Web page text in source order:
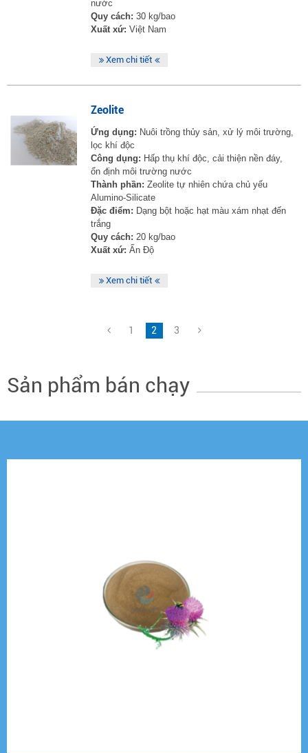
nước
Quy cách: 30 kg/bao
Xuất xứ: Việt Nam
Xem chi tiết
Zeolite
Ứng dụng: Nuôi trồng thủy sản, xử lý môi trường,
lọc khí độc
Công dụng: Hấp thụ khí độc, cải thiện nền đáy,
ổn định môi trường nước
Thành phần: Zeolite tự nhiên chứa chủ yếu
Alumino-Silicate
Đặc điểm: Dạng bột hoặc hạt màu xám nhạt đến
trắng
Quy cách: 20 kg/bao
Xuất xứ: Ấn Độ
Xem chi tiết
1 2 3
Sản phẩm bán chạy